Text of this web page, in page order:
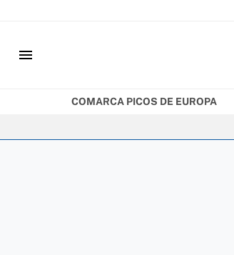
menu
COMARCA PICOS DE EUROPA